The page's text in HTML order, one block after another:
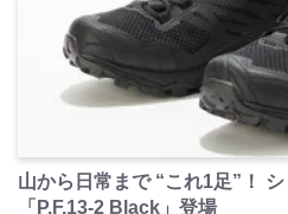
山から日常まで “これ1足”！
「P.F.13-2 Black」登場